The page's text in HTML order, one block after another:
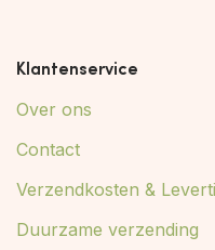
Klantenservice
Over ons
Contact
Verzendkosten &
Duurzame verzending